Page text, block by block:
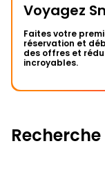
Voyagez
Faites votre
réservation et
des offres et
incroyables.